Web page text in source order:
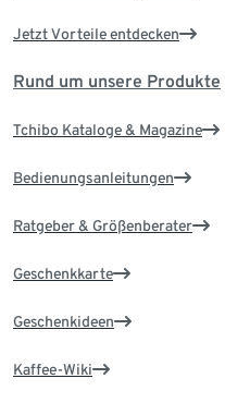
Jetzt Vorteile entdecken
Rund um unsere Produkte
Tchibo Kataloge & Magazine
Bedienungsanleitungen
Ratgeber & Größenberater
Geschenkkarte
Geschenkideen
Kaffee-Wiki